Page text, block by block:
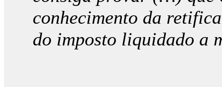
conhecimento da
do imposto liquidado a